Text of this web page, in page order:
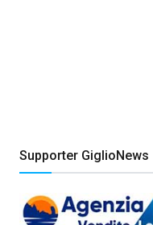
Supporter GiglioNews